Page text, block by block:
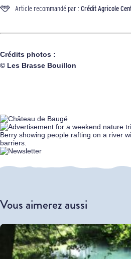
Article recommandé par : Crédit Agricole
Crédits photos :
© Les Brasse Bouillon
Vous aimerez aussi